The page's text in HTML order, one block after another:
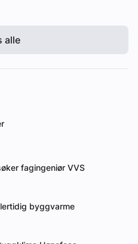
alle
fagingeniør VVS
byggvarme